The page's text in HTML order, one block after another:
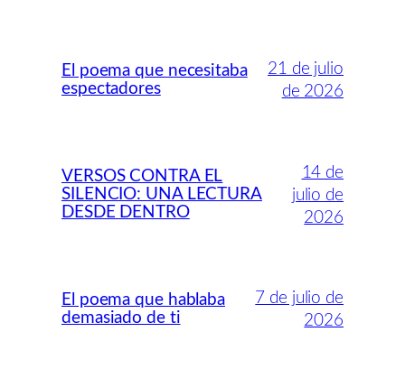
El poema que necesitaba
espectadores
21 de julio
de 2026
VERSOS CONTRA EL
SILENCIO: UNA LECTURA
DESDE DENTRO
14 de
julio de
2026
El poema que hablaba
demasiado de ti
7 de julio de
2026